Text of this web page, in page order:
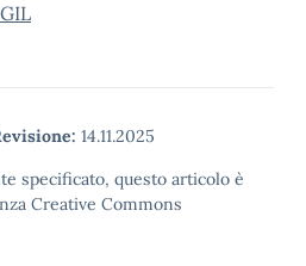
14.11.2025
specificato, questo articolo è
Creative Commons